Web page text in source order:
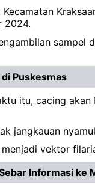
2024.
Puskesmas
itu, cacing
jangkauan
vektor
Informasi ke